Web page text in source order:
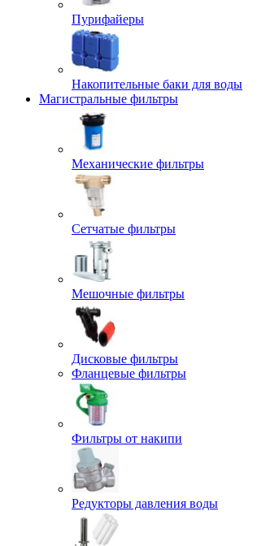
Пурифайеры
Накопительные баки для воды
Магистральные фильтры
Механические фильтры
Сетчатые фильтры
Мешочные фильтры
Дисковые фильтры
Фланцевые фильтры
Фильтры от накипи
Редукторы давления воды